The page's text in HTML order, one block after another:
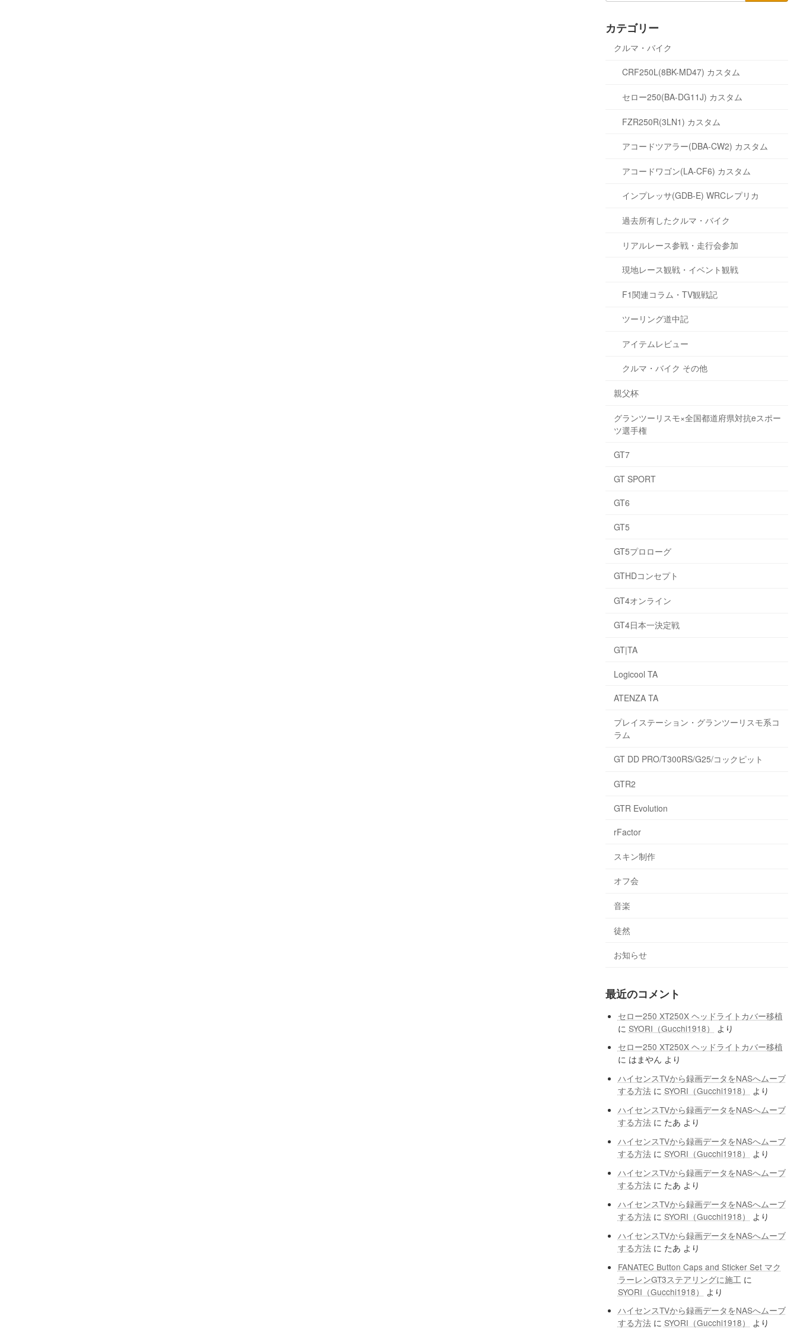
カテゴリー
クルマ・バイク
CRF250L(8BK-MD47) カスタム
セロー250(BA-DG11J) カスタム
FZR250R(3LN1) カスタム
アコードツアラー(DBA-CW2) カスタム
アコードワゴン(LA-CF6) カスタム
インプレッサ(GDB-E) WRCレプリカ
過去所有したクルマ・バイク
リアルレース参戦・走行会参加
現地レース観戦・イベント観戦
F1関連コラム・TV観戦記
ツーリング道中記
アイテムレビュー
クルマ・バイク その他
親父杯
グランツーリスモ×全国都道府県対抗eスポー
ツ選手権
GT7
GT SPORT
GT6
GT5
GT5プロローグ
GTHDコンセプト
GT4オンライン
GT4日本一決定戦
GT|TA
Logicool TA
ATENZA TA
プレイステーション・グランツーリスモ系コ
ラム
GT DD PRO/T300RS/G25/コックピット
GTR2
GTR Evolution
rFactor
スキン制作
オフ会
音楽
徒然
お知らせ
最近のコメント
セロー250 XT250X ヘッドライトカバー移植
に SYORI（Gucchi1918）
より
セロー250 XT250X ヘッドライトカバー移植
に はまやん より
ハイセンスTVから録画データをNASへムーブ
する方法に SYORI（Gucchi1918）
より
ハイセンスTVから録画データをNASへムーブ
する方法に たあ より
ハイセンスTVから録画データをNASへムーブ
する方法に SYORI（Gucchi1918）
より
ハイセンスTVから録画データをNASへムーブ
する方法に たあ より
ハイセンスTVから録画データをNASへムーブ
する方法に SYORI（Gucchi1918）
より
ハイセンスTVから録画データをNASへムーブ
する方法に たあ より
FANATEC Button Caps and Sticker Set マク
ラーレンGT3ステアリングに施工 に
SYORI（Gucchi1918）
より
ハイセンスTVから録画データをNASへムーブ
する方法に SYORI（Gucchi1918） より